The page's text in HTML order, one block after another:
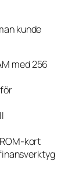
kunde
med 256
kort